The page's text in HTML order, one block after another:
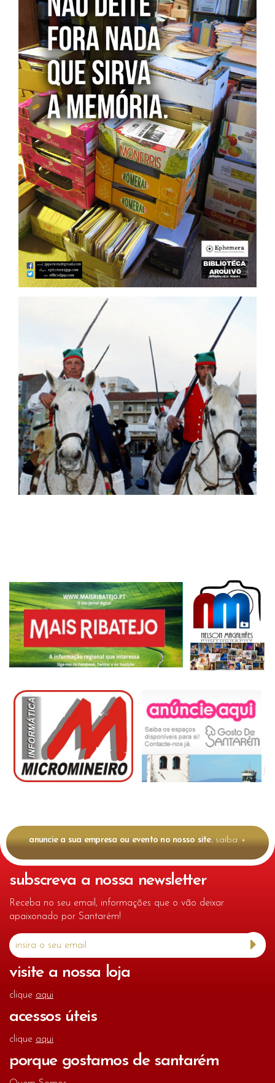
[ pub ]
anuncie a sua empresa ou evento no nosso site.saiba +
subscreva a nossa newsletter
Receba no seu email, informações que o vão deixar
apaixonado por Santarém!
visite a nossa loja
clique aqui
acessos úteis
clique aqui
porque gostamos de santarém